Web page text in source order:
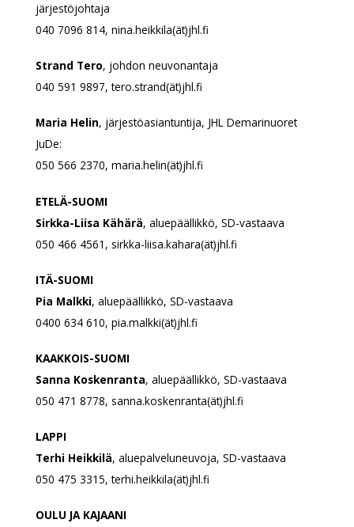
järjestöjohtaja
040 7096 814, nina.heikkila(ät)jhl.fi
Strand Tero, johdon neuvonantaja
040 591 9897, tero.strand(ät)jhl.fi
Maria Helin, järjestöasiantuntija, JHL Demarinuoret
JuDe:
050 566 2370, maria.helin(ät)jhl.fi
ETELÄ-SUOMI
Sirkka-Liisa Kähärä, aluepäällikkö, SD-vastaava
050 466 4561, sirkka-liisa.kahara(ät)jhl.fi
ITÄ-SUOMI
Pia Malkki, aluepäällikkö, SD-vastaava
0400 634 610, pia.malkki(ät)jhl.fi
KAAKKOIS-SUOMI
Sanna Koskenranta, aluepäällikkö, SD-vastaava
050 471 8778, sanna.koskenranta(ät)jhl.fi
LAPPI
Terhi Heikkilä, aluepalveluneuvoja, SD-vastaava
050 475 3315, terhi.heikkila(ät)jhl.fi
OULU JA KAJAANI